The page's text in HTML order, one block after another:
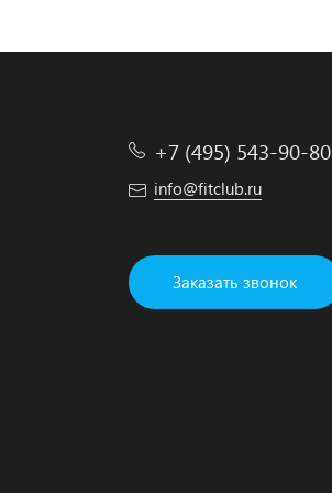
+7 (495) 543-90-80
info@fitclub.ru
Заказать звонок